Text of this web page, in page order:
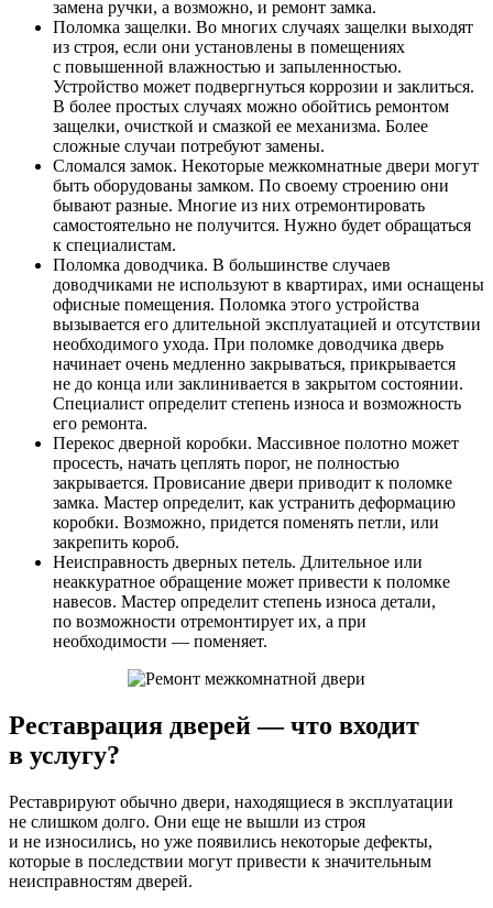
замена ручки, а возможно, и ремонт замка.
Поломка защелки. Во многих случаях защелки выходят
из строя, если они установлены в помещениях
с повышенной влажностью и запыленностью.
Устройство может подвергнуться коррозии и заклиться.
В более простых случаях можно обойтись ремонтом
защелки, очисткой и смазкой ее механизма. Более
сложные случаи потребуют замены.
Сломался замок. Некоторые межкомнатные двери могут
быть оборудованы замком. По своему строению они
бывают разные. Многие из них отремонтировать
самостоятельно не получится. Нужно будет обращаться
к специалистам.
Поломка доводчика. В большинстве случаев
доводчиками не используют в квартирах, ими оснащены
офисные помещения. Поломка этого устройства
вызывается его длительной эксплуатацией и отсутствии
необходимого ухода. При поломке доводчика дверь
начинает очень медленно закрываться, прикрывается
не до конца или заклинивается в закрытом состоянии.
Специалист определит степень износа и возможность
его ремонта.
Перекос дверной коробки. Массивное полотно может
просесть, начать цеплять порог, не полностью
закрывается. Провисание двери приводит к поломке
замка. Мастер определит, как устранить деформацию
коробки. Возможно, придется поменять петли, или
закрепить короб.
Неисправность дверных петель. Длительное или
неаккуратное обращение может привести к поломке
навесов. Мастер определит степень износа детали,
по возможности отремонтирует их, а при
необходимости — поменяет.
Реставрация дверей — что входит
в услугу?
Реставрируют обычно двери, находящиеся в эксплуатации
не слишком долго. Они еще не вышли из строя
и не износились, но уже появились некоторые дефекты,
которые в последствии могут привести к значительным
неисправностям дверей.